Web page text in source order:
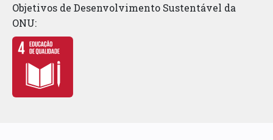
Objetivos de Desenvolvimento Sustentável da
ONU: